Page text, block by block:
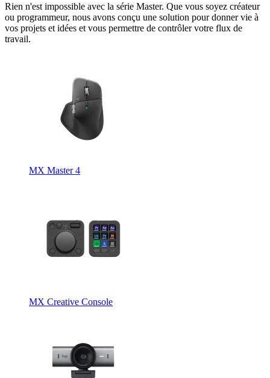
Rien n'est impossible avec la série Master. Que vous soyez créateur
ou programmeur, nous avons conçu une solution pour donner vie à
vos projets et idées et vous permettre de contrôler votre flux de
travail.
MX Master 4
MX Creative Console